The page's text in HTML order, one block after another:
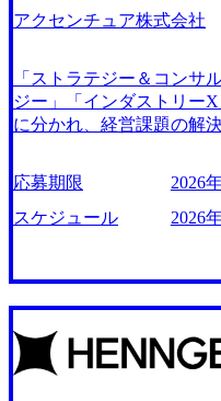
e.com/jp-ja/case-studies/
を擁し、世界120以上の
る 日本では2.3万人以上
を上回る規模感)、営業利
っている、売上・従業員
技術者を抱えており、ア
本国内2番目にSAP認定
多く、特にIT領域に強みを持つ グローバルのポ
自由に応募できる社内の
トプレイス」が存在し、
間や有休取得率など約10
で離職率を半減させるこ
則禁止としているほか、
ント抑止に向けた研修の
Yg) Mission：世界で自由
igher：高い目標を掲げる
す。 Own Issues：課題に
きます。 Respect All：仲
ードバックに感謝し、よ
月期の通期業績予想は売
更新中 「プログリット」
大企業からメガベンチャ
ンパニー262社が人材育
ックス制度を導入してお
働き方が可能 ベストモチ
0年、21年、23年、24年と
～21:00 ※所要時間は1.5
6年8月17日(月) 16:00 会
アクセンチュア株式会社
「ストラテジー＆コンサ
ジー」「インダストリー
に分かれ、経営課題の解
からその実行的側面であ
援する総合系・IT系ファ
非常に良質な顧客基盤を
80％以上の企業をクライ
プロジェクトは「ファー
ル化」「資生堂グループ
エストウッドの製品開発
ング活動のみならず、
analytics」を設立し、人
で新たなイノベーション
応募期限
2026
スケジュール
2026